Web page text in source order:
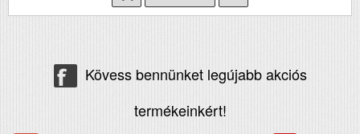
Kövess bennünket legújabb akciós
termékeinkért!